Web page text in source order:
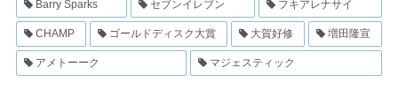
Barry Sparks セブンイレブン フキアレナサイ
CHAMP ゴールドディスク大賞 大賀好修 増田隆宣
アメトーーク マジェスティック